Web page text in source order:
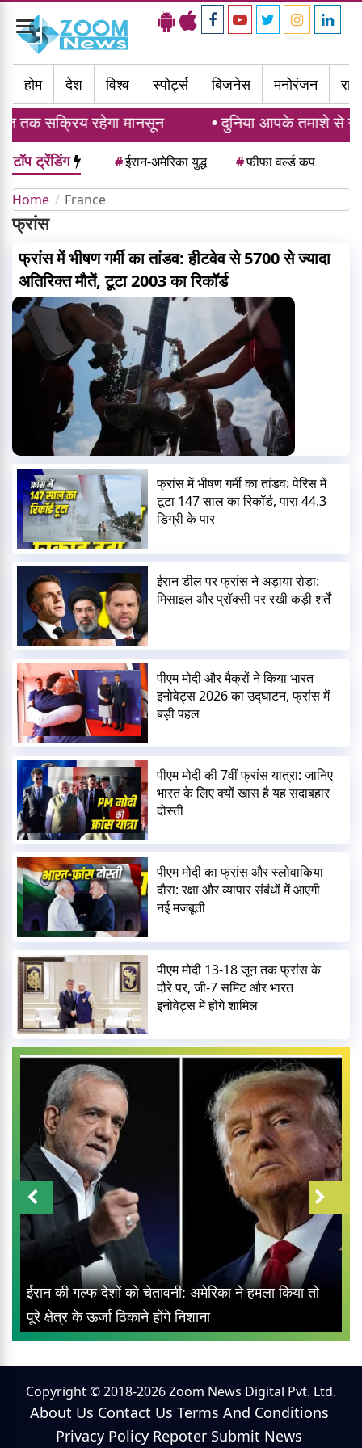
Toggle
navigation
होम
देश विश्व स्पोर्ट्स बिजनेस मनोरंजन
तक सक्रिय रहेगा मानसून दुनिया आपके तमाशे से
टॉप ट्रेंडिंग #ईरान-अमेरिका युद्ध #फीफा वर्ल्ड कप
Home France
फ्रांस
फ्रांस में भीषण गर्मी का तांडव: हीटवेव से 5700 से ज्यादा
अतिरिक्त मौतें, टूटा 2003 का रिकॉर्ड
फ्रांस में भीषण गर्मी का तांडव: पेरिस में
टूटा 147 साल का रिकॉर्ड, पारा 44.3
डिग्री के पार
ईरान डील पर फ्रांस ने अड़ाया रोड़ा:
मिसाइल और प्रॉक्सी पर रखी कड़ी शर्तें
पीएम मोदी और मैक्रों ने किया भारत
इनोवेट्स 2026 का उद्घाटन, फ्रांस में
बड़ी पहल
पीएम मोदी की 7वीं फ्रांस यात्रा: जानिए
भारत के लिए क्यों खास है यह सदाबहार
दोस्ती
पीएम मोदी का फ्रांस और स्लोवाकिया
दौरा: रक्षा और व्यापार संबंधों में आएगी
नई मजबूती
पीएम मोदी 13-18 जून तक फ्रांस के
दौरे पर, जी-7 समिट और भारत
इनोवेट्स में होंगे शामिल
ईरान की गल्फ देशों को चेतावनी: अमेरिका ने हमला किया तो
पूरे क्षेत्र के ऊर्जा ठिकाने होंगे निशाना
Copyright © 2018-2026 Zoom News Digital Pvt. Ltd.
About Us Contact Us Terms And Conditions
Privacy Policy Repoter Submit News